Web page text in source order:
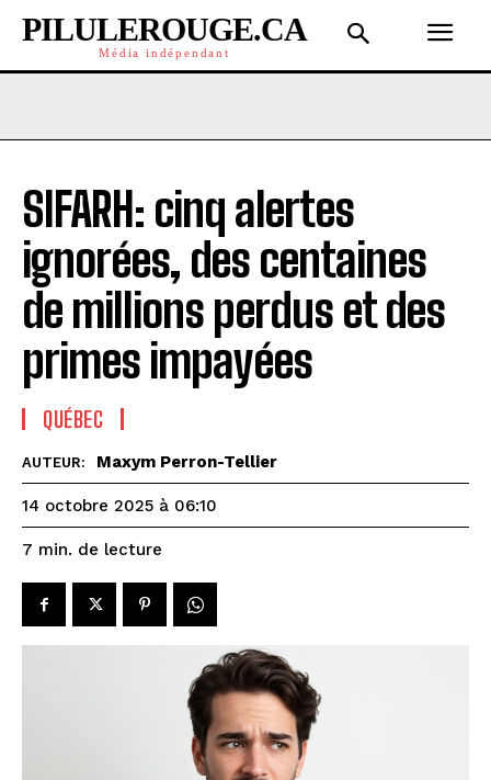
PILULEROUGE.CA
Média indépendant
SIFARH: cinq alertes
ignorées, des centaines
de millions perdus et des
primes impayées
QUÉBEC
AUTEUR: Maxym Perron-Tellier
14 octobre 2025 à 06:10
7 min. de lecture